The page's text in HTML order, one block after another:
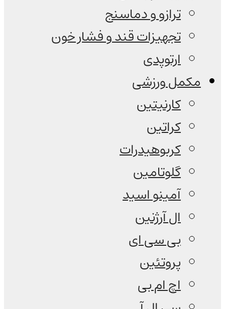
ترازو و دماسنج
تجهیزات قند و فشار خون
ارتوپدی
مکمل ورزشی
کارنیتین
کراتین
کربوهیدرات
گلوتامین
آمینو اسید
ال آرژنین
بی سی ای
پروتئین
اچ ام بی